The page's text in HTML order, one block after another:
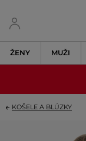
ŽENY MUŽI
KOŠELE A BLÚZKY